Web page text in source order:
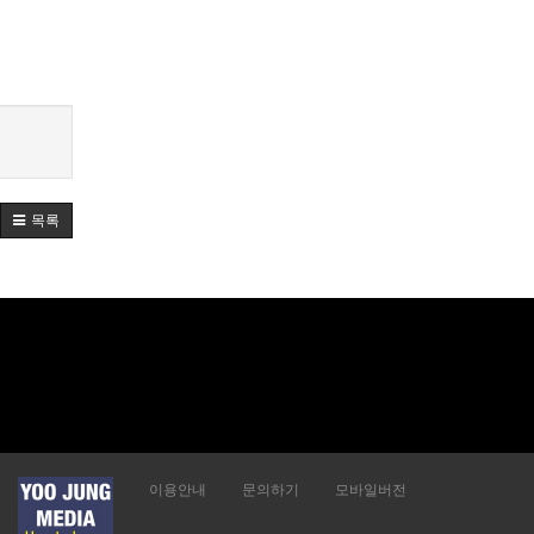
목록
이용안내 문의하기 모바일버전